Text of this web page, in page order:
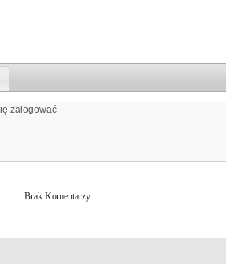
Brak Komentarzy